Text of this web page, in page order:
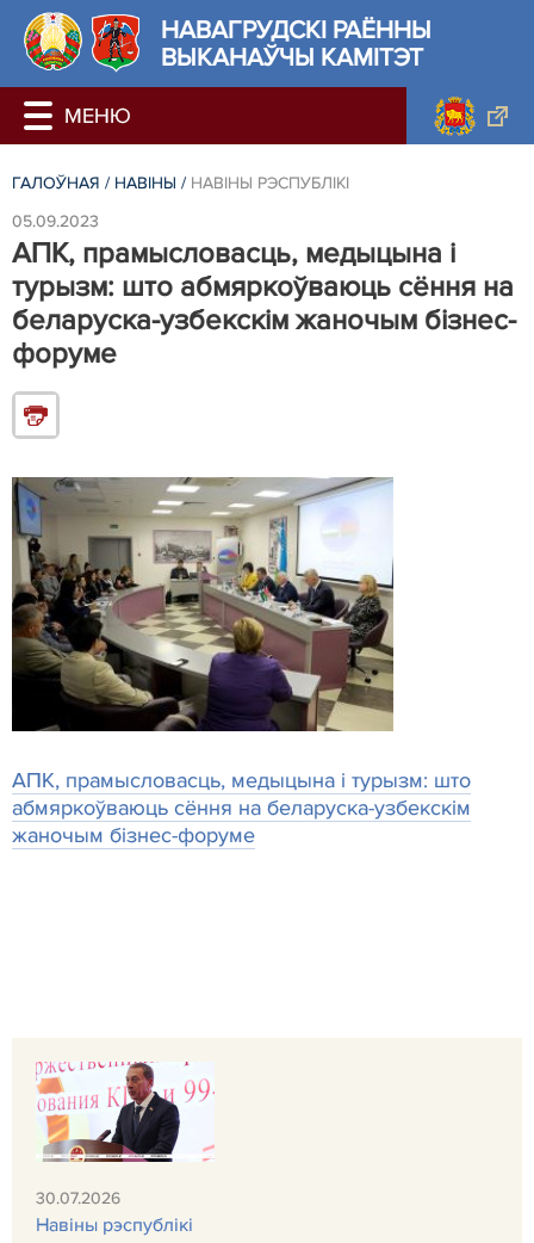
НАВАГРУДСКІ РАЁННЫ
ВЫКАНАЎЧЫ КАМІТЭТ
ГАЛОЎНАЯ / НАВIНЫ / НАВIНЫ РЭСПУБЛIКI
05.09.2023
АПК, прамысловасць, медыцына і
турызм: што абмяркоўваюць сёння на
беларуска-узбекскім жаночым бізнес-
форуме
АПК, прамысловасць, медыцына і турызм: што
абмяркоўваюць сёння на беларуска-узбекскім
жаночым бізнес-форуме
30.07.2026
Навiны рэспублiкi